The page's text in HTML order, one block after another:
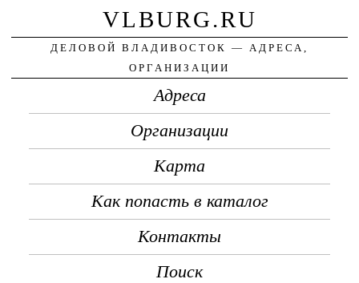
VLBURG.RU
ДЕЛОВОЙ ВЛАДИВОСТОК — АДРЕСА,
ОРГАНИЗАЦИИ
Адреса
Организации
Карта
Как попасть в каталог
Контакты
Поиск